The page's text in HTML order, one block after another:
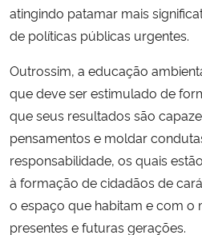
atingindo patamar mais
de políticas públicas urgentes.
Outrossim, a educação
que deve ser estimulado de
que seus resultados são
pensamentos e moldar
responsabilidade, os quais
à formação de cidadãos de
o espaço que habitam e com o
presentes e futuras gerações.